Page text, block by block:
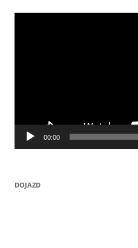
Odtwarzacz
00:00
DOJAZD